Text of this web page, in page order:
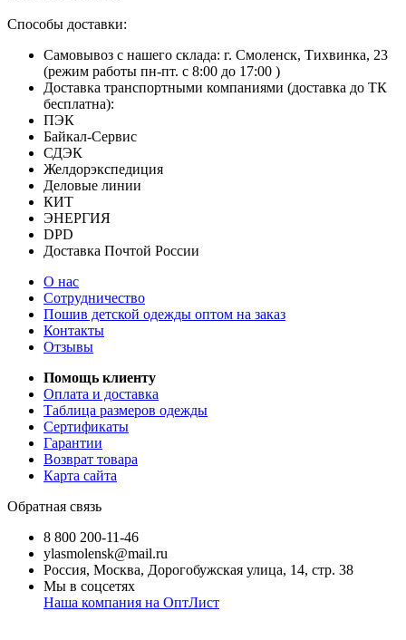
Способы доставки:
Самовывоз с нашего склада: г. Смоленск, Тихвинка, 23
(режим работы пн-пт. с 8:00 до 17:00 )
Доставка транспортными компаниями (доставка до ТК
бесплатна):
ПЭК
Байкал-Сервис
СДЭК
Желдорэкспедиция
Деловые линии
КИТ
ЭНЕРГИЯ
DPD
Доставка Почтой России
О нас
Сотрудничество
Пошив детской одежды оптом на заказ
Контакты
Отзывы
Помощь клиенту
Оплата и доставка
Таблица размеров одежды
Сертификаты
Гарантии
Возврат товара
Карта сайта
Обратная связь
8 800 200-11-46
ylasmolensk@mail.ru
Россия, Москва, Дорогобужская улица, 14, стр. 38
Мы в соцсетях
Наша компания на ОптЛист